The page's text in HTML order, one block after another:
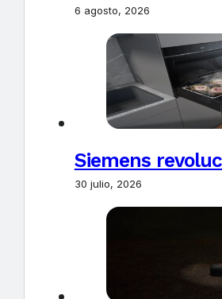
6 agosto, 2026
Siemens
30 julio, 2026